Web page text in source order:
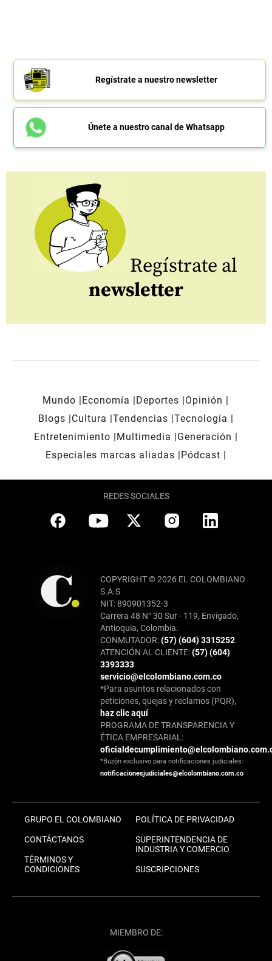
Regístrate a nuestro newsletter
Únete a nuestro canal de Whatsapp
Regístrate al
newsletter
Mundo Economía Deportes
Opinión
Blogs
Cultura Tendencias Tecnología
Entretenimiento
Multimedia
Generación
Especiales marcas aliadas
Pódcast
REDES SOCIALES
COPYRIGHT © 2026 EL COLOMBIANO
S.A.S
NIT: 890901352-3
Carrera 48 N° 30 Sur - 119, Envigado,
Antioquia, Colombia.
CONMUTADOR:(57) (604) 3315252
ATENCIÓN AL CLIENTE:(57) (604)
3393333
servicio@elcolombiano.com.co
*Para asuntos relacionados con
peticiones, quejas y reclamos (PQR),
haz clic aquí
PROGRAMA DE TRANSPARENCIA Y
ÉTICA EMPRESARIAL:
*Buzón exclusivo para notificaciones judiciales:
notificacionesjudiciales@elcolombiano.com.co
GRUPO EL COLOMBIANO
CONTÁCTANOS
TÉRMINOS Y
CONDICIONES
POLÍTICA DE PRIVACIDAD
SUPERINTENDENCIA DE
INDUSTRIA Y COMERCIO
SUSCRIPCIONES
MIEMBRO DE: